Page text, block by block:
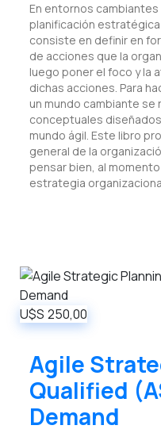
En entornos
planificación
consiste en definir en
de acciones que la
luego poner el foco y la
dichas acciones. Para
un mundo cambiante
conceptuales
mundo ágil. Este libro
general de la
pensar bien, al
estrategia
U$S 250,00
Agile
Qualified
Demand